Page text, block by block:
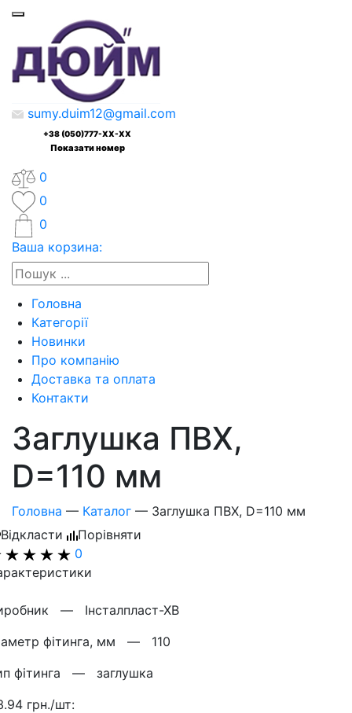
sumy.duim12@gmail.com
+38 (050)777-XX-XX
Показати номер
0
0
0
Ваша корзина:
Головна
Категорії
Новинки
Про компанію
Доставка та оплата
Контакти
Заглушка ПВХ,
D=110 мм
Головна — Каталог — Заглушка ПВХ, D=110 мм
Відкласти
Порівняти
0
— Інсталпласт-ХВ
фітинга, мм — 110
фітинга — заглушка
грн./шт: